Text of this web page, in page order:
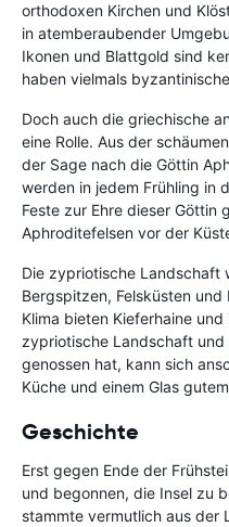
orthodoxen Kirchen und
in atemberaubender
Ikonen und Blattgold sind
haben vielmals
Doch auch die griechische
eine Rolle. Aus der
der Sage nach die Göttin
werden in jedem Frühling in
Feste zur Ehre dieser Göttin
Aphroditefelsen vor der
Die zypriotische Landschaft
Bergspitzen, Felsküsten
Klima bieten Kieferhaine
zypriotische Landschaft
genossen hat, kann sich
Küche und einem Glas
Geschichte
Erst gegen Ende der
und begonnen, die Insel zu
stammte vermutlich aus der